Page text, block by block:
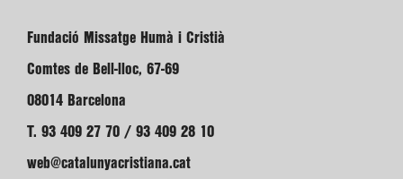
Fundació Missatge Humà i Cristià
Comtes de Bell-lloc, 67-69
08014 Barcelona
T. 93 409 27 70 / 93 409 28 10
web@catalunyacristiana.cat